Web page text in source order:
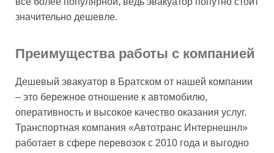
значительно дешевле.
Преимущества работы с компанией
Дешевый эвакуатор в Братском от нашей компании
– это бережное отношение к автомобилю,
оперативность и высокое качество оказания услуг.
Транспортная компания «Автотранс Интернешнл»
работает в сфере перевозок с 2010 года и выгодно